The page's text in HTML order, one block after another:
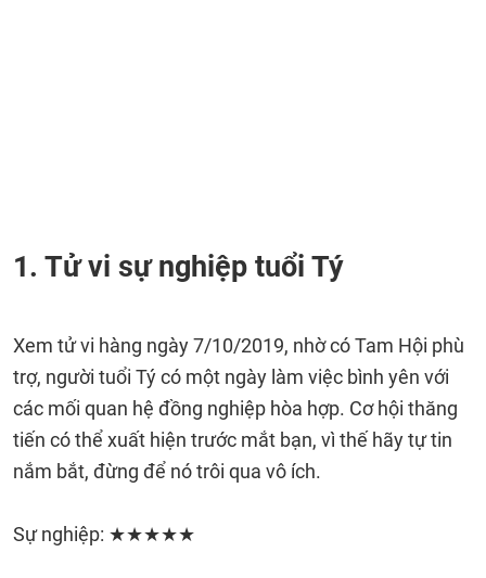
1. Tử vi sự nghiệp tuổi Tý
Xem tử vi hàng ngày 7/10/2019, nhờ có Tam Hội phù
trợ, người tuổi Tý có một ngày làm việc bình yên với
các mối quan hệ đồng nghiệp hòa hợp. Cơ hội thăng
tiến có thể xuất hiện trước mắt bạn, vì thế hãy tự tin
nắm bắt, đừng để nó trôi qua vô ích.
Sự nghiệp: ★★★★★